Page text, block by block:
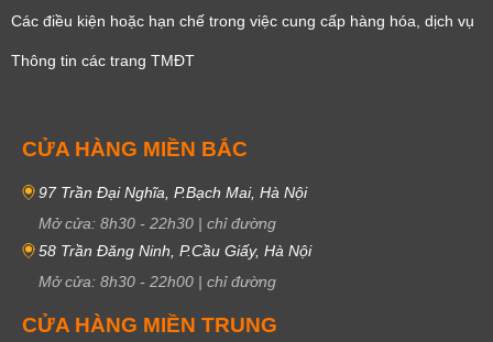
Các điều kiện hoặc hạn chế trong việc cung cấp hàng hóa, dịch vụ
Thông tin các trang TMĐT
CỬA HÀNG MIỀN BẮC
97 Trần Đại Nghĩa, P.Bạch Mai, Hà Nội
Mở cửa: 8h30 - 22h30 | chỉ đường
58 Trần Đăng Ninh, P.Cầu Giấy, Hà Nội
Mở cửa: 8h30 - 22h00 | chỉ đường
CỬA HÀNG MIỀN TRUNG